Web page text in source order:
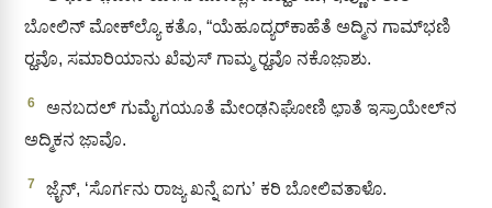
ಬೋಲಿನ್ ಮೋಕ್‌ಲ್ಯೊ ಕತೊ, “ಯೆಹೂದ್ಯರ್‌ಕಾಹೆತೆ ಅದ್ಮಿನ ಗಾಮ್‌ಭಣಿ
ರ‍್ಹವೊ, ಸಮಾರಿಯಾನು ಖೆವುಸ್‌ ಗಾಮ್ಮ ರ‍್ಹವೊ ನಕೊಜಾ಼ಶು.
6
ಅನಬದಲ್ ಗುಮೈಗಯೂತೆ ಮೇಂಢನಿಘೋಣಿ ಛಾ಼ತೆ ಇಸ್ರಾಯೇಲ್‌ನ
ಅದ್ಮಿಕನ ಜಾ಼ವೊ.
7 ಜೈ಼ನ್‌, ‘ಸೊರ್ಗನು ರಾಜ್ಯ ಖನ್ನೆ ಐಗು’ ಕರಿ ಬೋಲಿವತಾಳೊ.